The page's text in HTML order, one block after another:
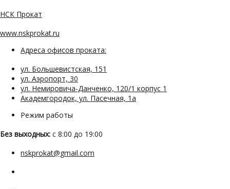
НСК Прокат
www.nskprokat.ru
Адреса офисов проката:
ул. Большевистская, 151
ул. Аэропорт, 30
ул. Немировича-Данченко, 120/1 корпус 1
Академгородок, ул. Пасечная, 1а
Режим работы
Без выходных: с 8:00 до 19:00
nskprokat@gmail.com